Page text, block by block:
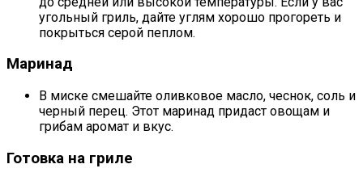
угольный гриль, дайте углям хорошо прогореть и
покрыться серой пеплом.
Маринад
В миске смешайте оливковое масло, чеснок, соль и
черный перец. Этот маринад придаст овощам и
грибам аромат и вкус.
Готовка на гриле